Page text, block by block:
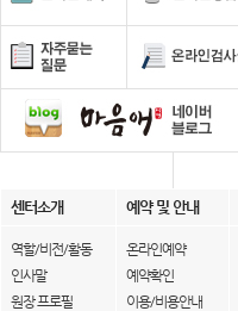
센터소개 예약 및 안내
역할/비전/활동
인사말
원장 프로필
온라인예약
예약확인
이용/비용안내